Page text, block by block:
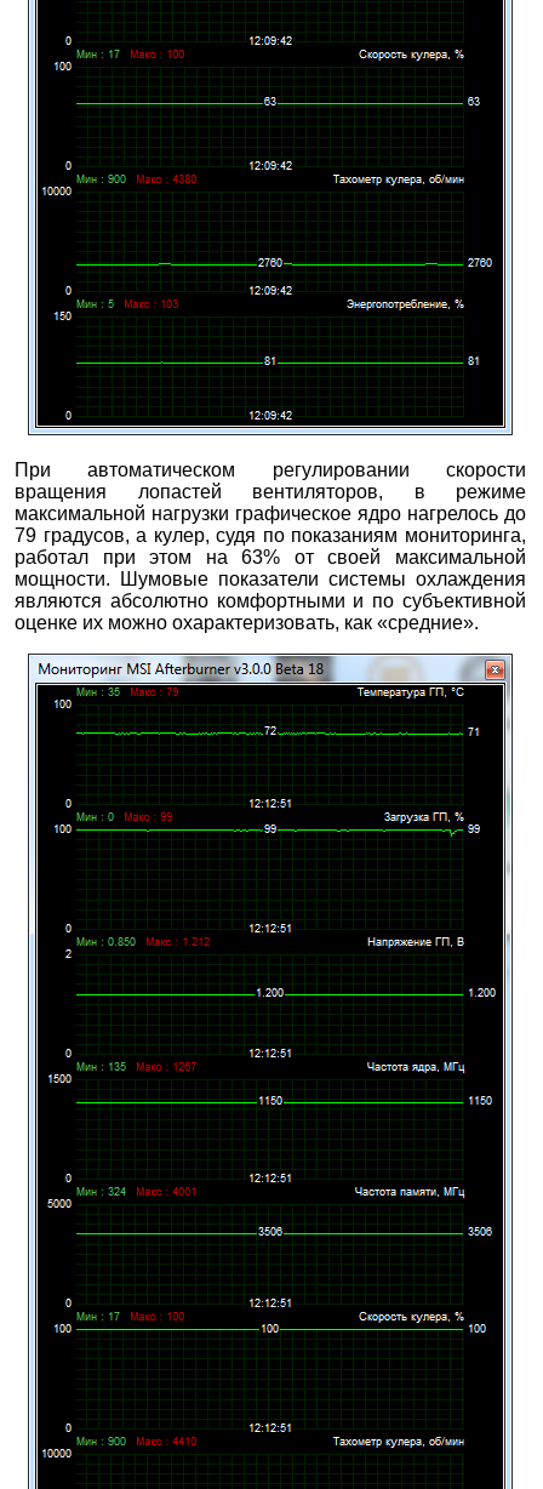
При автоматическом регулировании скорости
вращения лопастей вентиляторов, в режиме
максимальной нагрузки графическое ядро нагрелось до
79 градусов, а кулер, судя по показаниям мониторинга,
работал при этом на 63% от своей максимальной
мощности. Шумовые показатели системы охлаждения
являются абсолютно комфортными и по субъективной
оценке их можно охарактеризовать, как «средние».